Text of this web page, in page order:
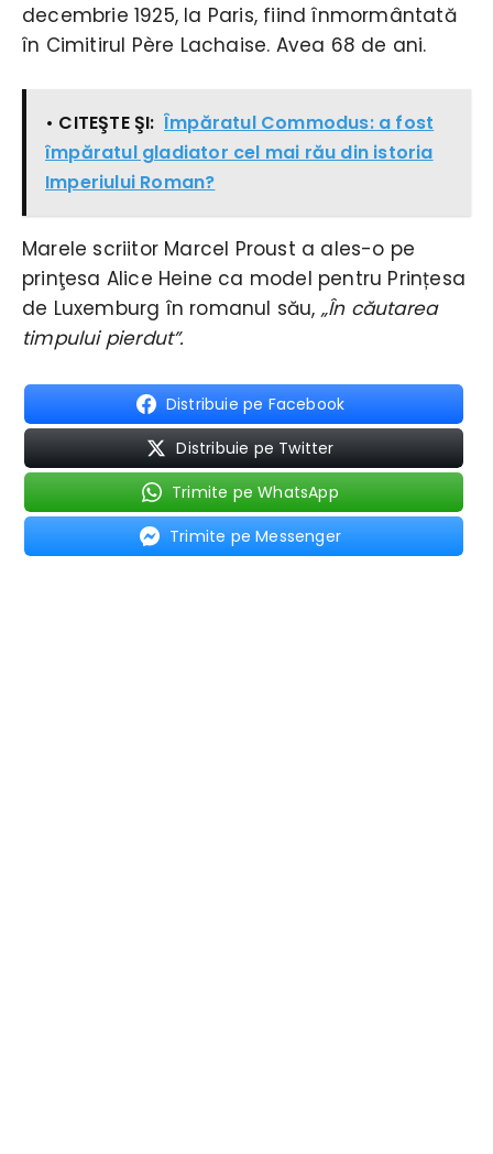
decembrie 1925, la Paris, fiind înmormântată
în Cimitirul Père Lachaise. Avea 68 de ani.
• CITEŞTE ŞI: Împăratul Commodus: a fost
împăratul gladiator cel mai rău din istoria
Imperiului Roman?
Marele scriitor Marcel Proust a ales-o pe
prinţesa Alice Heine ca model pentru Prințesa
de Luxemburg în romanul său, „În căutarea
timpului pierdut”.
Distribuie pe Facebook
Distribuie pe Twitter
Trimite pe WhatsApp
Trimite pe Messenger